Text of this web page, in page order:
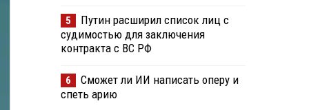
5
Путин расширил список лиц с
судимостью для заключения
контракта с ВС РФ
6
Сможет ли ИИ написать оперу и
спеть арию